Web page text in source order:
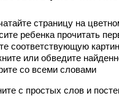
страницу на
ребенка прочитать
соответствующую
или обведите
со всеми словами
с простых слов и